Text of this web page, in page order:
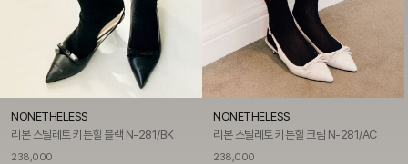
NONETHELESS
리본 스틸레토 키튼힐 블랙 N-281/BK
238,000
NONETHELESS
리본 스틸레토 키튼힐 크림 N-281/AC
238,000